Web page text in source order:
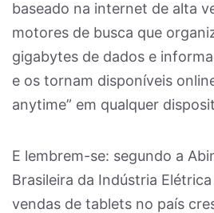
baseado na internet de alta
motores de busca que
gigabytes de dados e
e os tornam disponíveis
anytime” em qualquer
E lembrem-se: segundo a
Brasileira da Indústria
vendas de tablets no país